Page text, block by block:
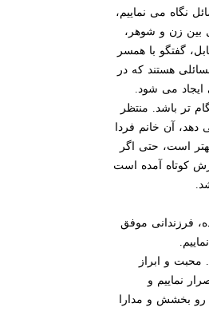
نگاه می نماییم،
بین زن و شوهر،
گفتگو با همسر
هستند که در
می شود.
تر باشد. منتظر
آن خانم فردا
است، حتی اگر
کوتاه آمده است
فرزندانی موفق
و ابراز
نماییم و
رو بخشش و مدارا